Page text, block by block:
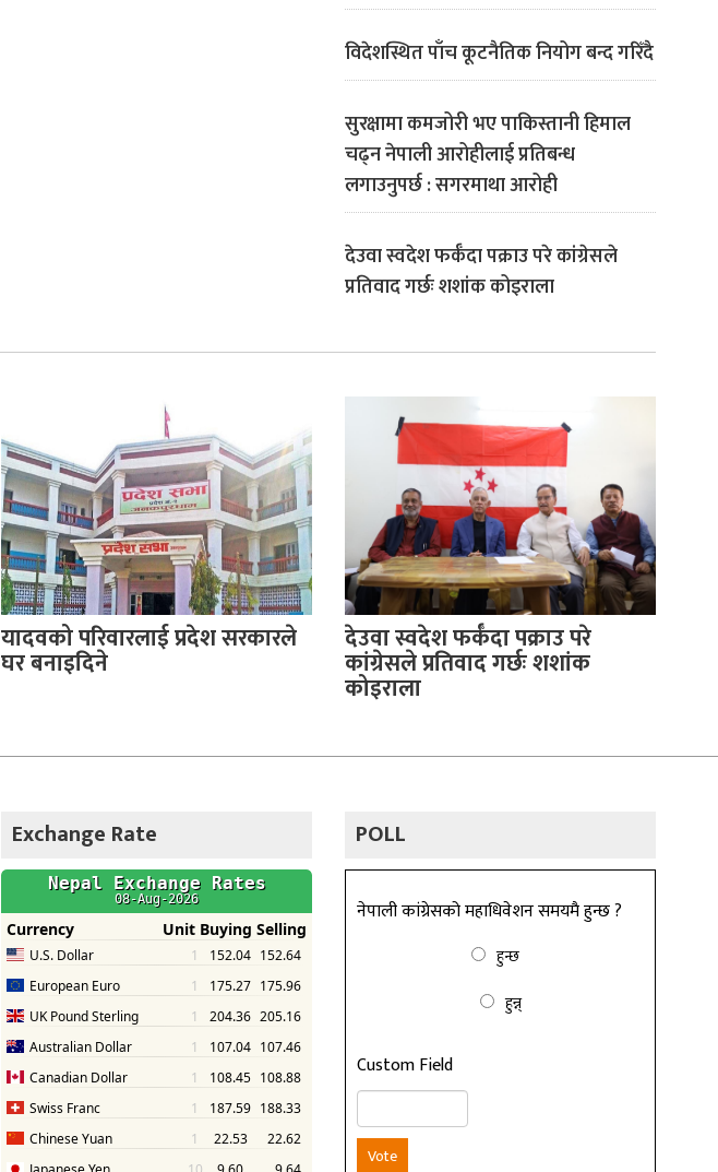
विदेशस्थित पाँच कूटनैतिक नियोग बन्द गरिँदै
सुरक्षामा कमजोरी भए पाकिस्तानी हिमाल
चढ्न नेपाली आरोहीलाई प्रतिबन्ध
लगाउनुपर्छ : सगरमाथा आरोही
देउवा स्वदेश फर्कँदा पक्राउ परे कांग्रेसले
प्रतिवाद गर्छः शशांक कोइराला
यादवको परिवारलाई प्रदेश सरकारले
घर बनाइदिने
देउवा स्वदेश फर्कँदा पक्राउ परे
कांग्रेसले प्रतिवाद गर्छः शशांक
कोइराला
Exchange Rate POLL
नेपाली कांग्रेसको महाधिवेशन समयमै हुन्छ ?
हुन्छ
हुन्न्
Custom Field
Vote